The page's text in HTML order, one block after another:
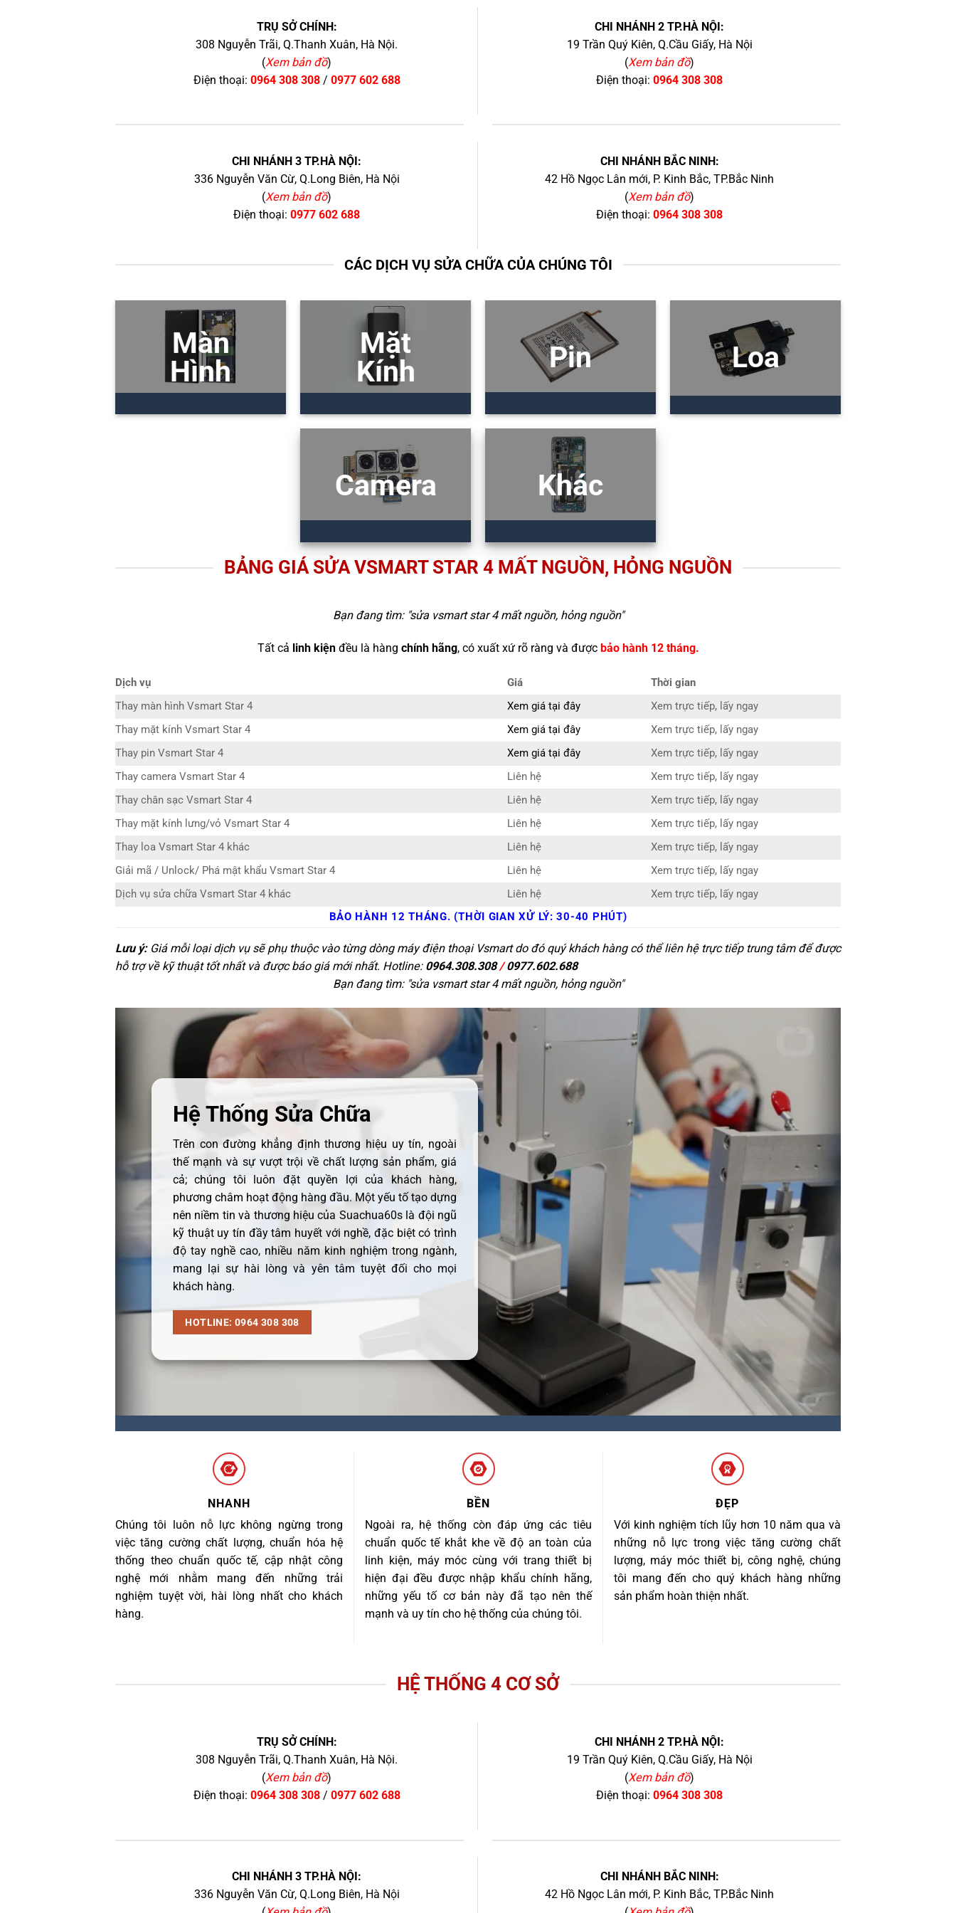
TRỤ SỞ CHÍNH:
308 Nguyễn Trãi, Q.Thanh Xuân, Hà Nội.
(Xem bản đồ)
Điện thoại: 0964 308 308/ 0977 602 688
CHI NHÁNH 2 TP.HÀ NỘI:
19 Trần Quý Kiên, Q.Cầu Giấy, Hà Nội
(Xem bản đồ)
Điện thoại: 0964 308 308
CHI NHÁNH 3 TP.HÀ NỘI:
336 Nguyễn Văn Cừ, Q.Long Biên, Hà Nội
(Xem bản đồ)
Điện thoại: 0977 602 688
CHI NHÁNH BẮC NINH:
42 Hồ Ngọc Lân mới, P. Kinh Bắc, TP.Bắc Ninh
(Xem bản đồ)
Điện thoại: 0964 308 308
CÁC DỊCH VỤ SỬA CHỮA CỦA CHÚNG TÔI
Màn
Hình
Mặt
Kính
Pin Loa
Camera Khác
BẢNG GIÁ SỬA VSMART STAR 4 MẤT NGUỒN, HỎNG NGUỒN
Bạn đang tìm: "sửa vsmart star 4 mất nguồn, hỏng nguồn"
Tất cả linh kiệnđều là hàng chính hãng, có xuất xứ rõ ràng và được bảo hành 12 tháng.
Dịch vụ Giá
Thời gian
Thay màn hình Vsmart Star 4
Xem giá tại đây
Xem trực tiếp, lấy ngay
Thay mặt kính Vsmart Star 4
Xem giá tại đây
Xem trực tiếp, lấy ngay
Thay pin Vsmart Star 4
Xem giá tại đây
Xem trực tiếp, lấy ngay
Thay camera Vsmart Star 4
Liên hệ
Xem trực tiếp, lấy ngay
Thay chân sạc Vsmart Star 4
Liên hệ
Xem trực tiếp, lấy ngay
Thay mặt kính lưng/vỏ Vsmart Star 4
Liên hệ
Xem trực tiếp, lấy ngay
Thay loa Vsmart Star 4 khác
Liên hệ
Xem trực tiếp, lấy ngay
Giải mã / Unlock/ Phá mật khẩu Vsmart Star 4
Liên hệ
Xem trực tiếp, lấy ngay
Dịch vụ sửa chữa Vsmart Star 4 khác
Liên hệ
Xem trực tiếp, lấy ngay
BẢO HÀNH 12 THÁNG. (THỜI GIAN XỬ LÝ: 30-40 PHÚT)
Lưu ý:Giá mỗi loại dịch vụ sẽ phụ thuộc vào từng dòng máy điện thoại Vsmart do đó quý khách hàng có thể liên hệ trực tiếp trung tâm để được
hỗ trợ về kỹ thuật tốt nhất và được báo giá mới nhất. Hotline: 0964.308.308/0977.602.688
Bạn đang tìm: "sửa vsmart star 4 mất nguồn, hỏng nguồn"
Hệ Thống Sửa Chữa
Trên con đường khẳng định thương hiệu uy tín, ngoài
thế mạnh và sự vượt trội về chất lượng sản phẩm, giá
cả; chúng tôi luôn đặt quyền lợi của khách hàng,
phương châm hoạt động hàng đầu. Một yếu tố tạo dựng
nên niềm tin và thương hiệu của Suachua60s là đội ngũ
kỹ thuật uy tín đầy tâm huyết với nghề, đặc biệt có trình
độ tay nghề cao, nhiều năm kinh nghiệm trong ngành,
mang lại sự hài lòng và yên tâm tuyệt đối cho mọi
khách hàng.
HOTLINE: 0964 308 308
NHANH
Chúng tôi luôn nỗ lực không ngừng trong
việc tăng cường chất lượng, chuẩn hóa hệ
thống theo chuẩn quốc tế, cập nhật công
nghệ mới nhằm mang đến những trải
nghiệm tuyệt vời, hài lòng nhất cho khách
hàng.
BỀN
Ngoài ra, hệ thống còn đáp ứng các tiêu
chuẩn quốc tế khắt khe về độ an toàn của
linh kiện, máy móc cùng với trang thiết bị
hiện đại đều được nhập khẩu chính hãng,
những yếu tố cơ bản này đã tạo nên thế
mạnh và uy tín cho hệ thống của chúng tôi.
ĐẸP
Với kinh nghiệm tích lũy hơn 10 năm qua và
những nỗ lực trong việc tăng cường chất
lượng, máy móc thiết bị, công nghệ, chúng
tôi mang đến cho quý khách hàng những
sản phẩm hoàn thiện nhất.
HỆ THỐNG 4 CƠ SỞ
TRỤ SỞ CHÍNH:
308 Nguyễn Trãi, Q.Thanh Xuân, Hà Nội.
(Xem bản đồ)
Điện thoại: 0964 308 308/ 0977 602 688
CHI NHÁNH 2 TP.HÀ NỘI:
19 Trần Quý Kiên, Q.Cầu Giấy, Hà Nội
(Xem bản đồ)
Điện thoại: 0964 308 308
CHI NHÁNH 3 TP.HÀ NỘI:
336 Nguyễn Văn Cừ, Q.Long Biên, Hà Nội
CHI NHÁNH BẮC NINH:
42 Hồ Ngọc Lân mới, P. Kinh Bắc, TP.Bắc Ninh